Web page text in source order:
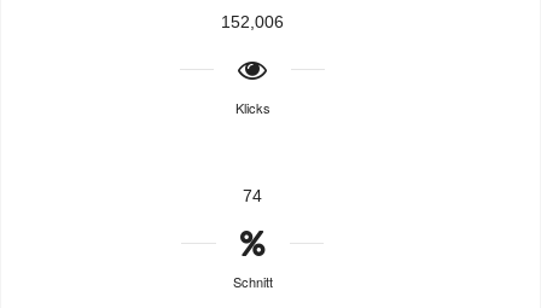
152,006
Klicks
74
Schnitt